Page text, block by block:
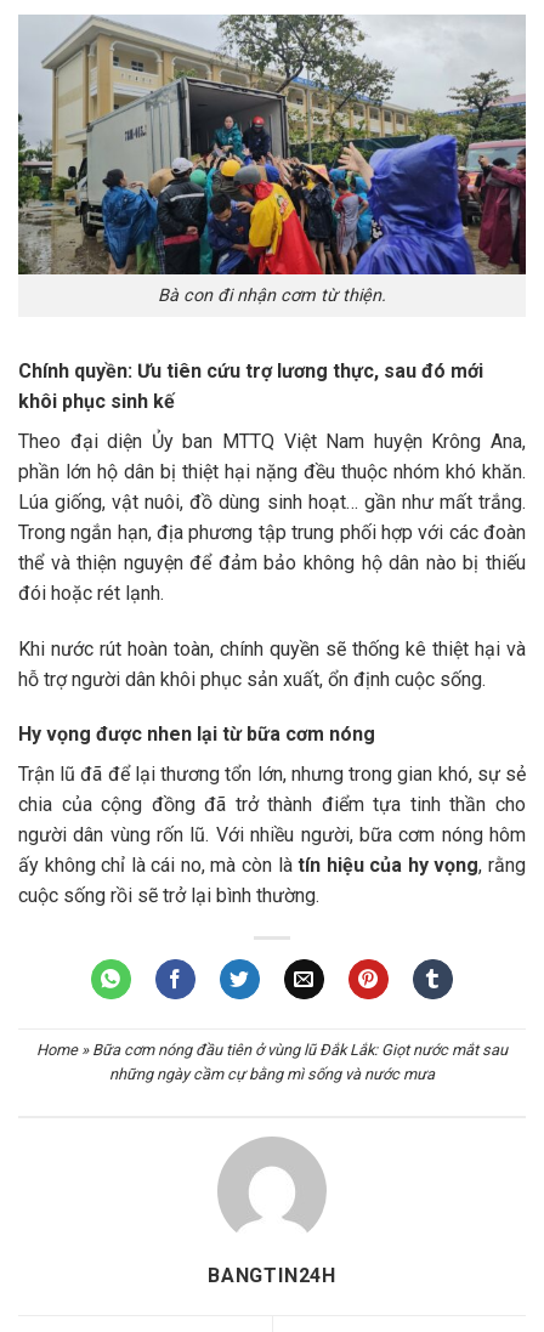
Bà con đi nhận cơm từ thiện.
Chính quyền: Ưu tiên cứu trợ lương thực, sau đó mới
khôi phục sinh kế
Theo đại diện Ủy ban MTTQ Việt Nam huyện Krông Ana,
phần lớn hộ dân bị thiệt hại nặng đều thuộc nhóm khó khăn.
Lúa giống, vật nuôi, đồ dùng sinh hoạt… gần như mất trắng.
Trong ngắn hạn, địa phương tập trung phối hợp với các đoàn
thể và thiện nguyện để đảm bảo không hộ dân nào bị thiếu
đói hoặc rét lạnh.
Khi nước rút hoàn toàn, chính quyền sẽ thống kê thiệt hại và
hỗ trợ người dân khôi phục sản xuất, ổn định cuộc sống.
Hy vọng được nhen lại từ bữa cơm nóng
Trận lũ đã để lại thương tổn lớn, nhưng trong gian khó, sự sẻ
chia của cộng đồng đã trở thành điểm tựa tinh thần cho
người dân vùng rốn lũ. Với nhiều người, bữa cơm nóng hôm
ấy không chỉ là cái no, mà còn làtín hiệu của hy vọng, rằng
cuộc sống rồi sẽ trở lại bình thường.
Home» Bữa cơm nóng đầu tiên ở vùng lũ Đắk Lắk: Giọt nước mắt sau
những ngày cầm cự bằng mì sống và nước mưa
BANGTIN24H